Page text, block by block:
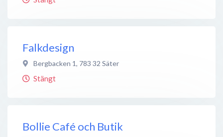
Falkdesign
Bergbacken 1, 783 32 Säter
Stängt
Bollie Café och Butik